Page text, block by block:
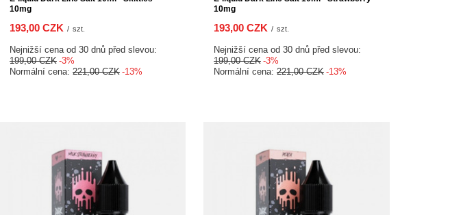
10mg
193,00 CZK / szt.
Nejnižší cena od 30 dnů před slevou:
199,00 CZK -3%
Normální cena: 221,00 CZK -13%
10mg
193,00 CZK / szt.
Nejnižší cena od 30 dnů před slevou:
199,00 CZK -3%
Normální cena: 221,00 CZK -13%